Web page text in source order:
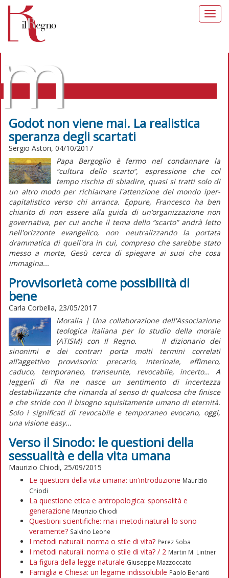
MORALIA TAG: LEGGE-NATURALE
Godot non viene mai. La realistica
speranza degli scartati
Sergio Astori, 04/10/2017
Papa Bergoglio è fermo nel condannare la
“cultura dello scarto”, espressione che col
tempo rischia di sbiadire, quasi si tratti solo di
un altro modo per richiamare l'attenzione del mondo iper-
capitalistico verso chi arranca. Eppure, Francesco ha ben
chiarito di non essere alla guida di un’organizzazione non
governativa, per cui anche il tema dello “scarto” andrà letto
nell'orizzonte evangelico, non neutralizzando la portata
drammatica di quell'ora in cui, compreso che sarebbe stato
messo a morte, Gesù cerca di spiegare ai suoi che cosa
immagina...
Provvisorietà come possibilità di
bene
Carla Corbella, 23/05/2017
Moralia | Una collaborazione dell'Associazione
teologica italiana per lo studio della morale
(ATISM) con Il Regno. Il dizionario dei
sinonimi e dei contrari porta molti termini correlati
all’aggettivo provvisorio: precario, interinale, effimero,
caduco, temporaneo, transeunte, revocabile, incerto… A
leggerli di fila ne nasce un sentimento di incertezza
destabilizzante che rimanda al senso di qualcosa che finisce
e che stride con il bisogno squisitamente umano di eternità.
Solo i significati di revocabile e temporaneo evocano, oggi,
una visione easy...
Verso il Sinodo: le questioni della
sessualità e della vita umana
Maurizio Chiodi, 25/09/2015
Le questioni della vita umana: un'introduzione Maurizio
Chiodi
La questione etica e antropologica: sponsalità e
generazione Maurizio Chiodi
Questioni scientifiche: ma i metodi naturali lo sono
veramente? Salvino Leone
I metodi naturali: norma o stile di vita? Perez Soba
I metodi naturali: norma o stile di vita? / 2 Martin M. Lintner
La figura della legge naturale Giuseppe Mazzoccato
Famiglia e Chiesa: un legame indissolubile Paolo Benanti